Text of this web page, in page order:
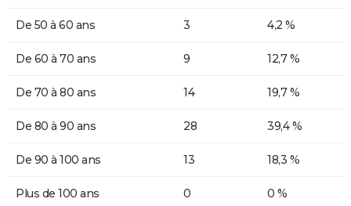
De 50 à 60 ans 3 4,2 %
De 60 à 70 ans 9 12,7 %
De 70 à 80 ans 14 19,7 %
De 80 à 90 ans 28 39,4 %
De 90 à 100 ans 13 18,3 %
Plus de 100 ans 0 0 %